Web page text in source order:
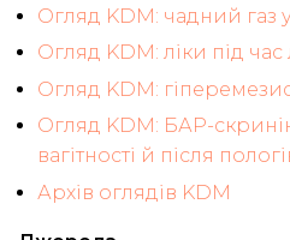
Огляд KDM: чадний газ у
Огляд KDM: ліки під час
Огляд KDM:
Огляд KDM: БАР-
вагітності й після
Архів оглядів KDM